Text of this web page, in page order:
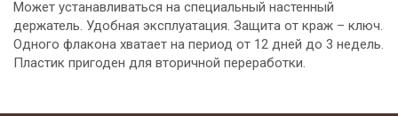
Может устанавливаться на специальный настенный
держатель. Удобная эксплуатация. Защита от краж – ключ.
Одного флакона хватает на период от 12 дней до 3 недель.
Пластик пригоден для вторичной переработки.